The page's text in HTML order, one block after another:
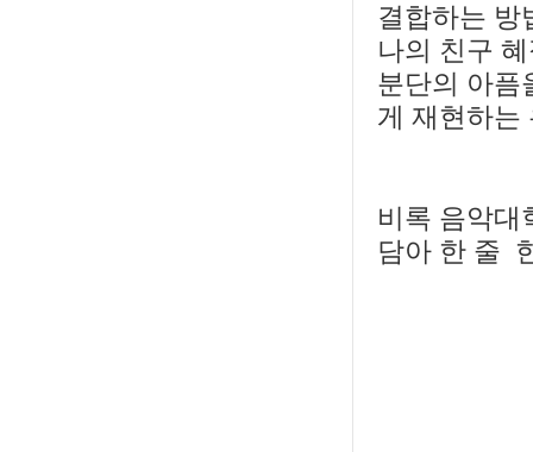
결합하는 방
나의 친구
분단의 아픔
게 재현하는
비록 음악대
담아 한 줄